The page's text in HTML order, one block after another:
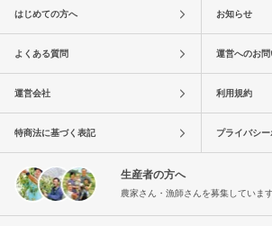
はじめての方へ お知らせ
よくある質問 運営へのお
運営会社 利用規約
特商法に基づく表記 プライバシ
生産者の方へ
農家さん・漁師さんを募集していま